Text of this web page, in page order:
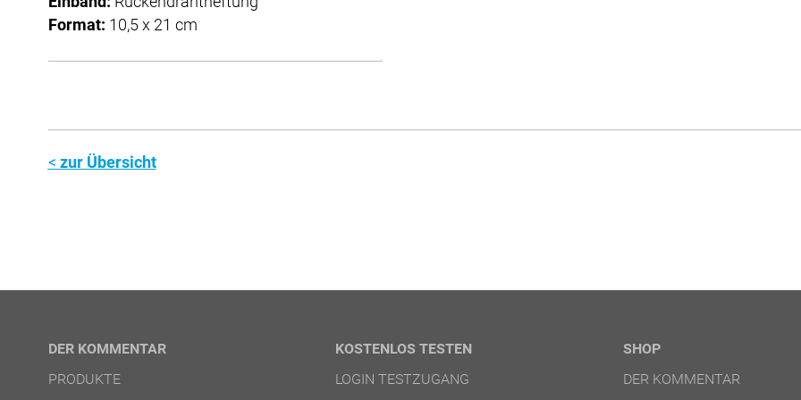
Format: 10,5 x 21 cm
zur Übersicht
DER KOMMENTAR
PRODUKTE
KOSTENLOS TESTEN
LOGIN TESTZUGANG
SHOP
DER KOMMENTAR